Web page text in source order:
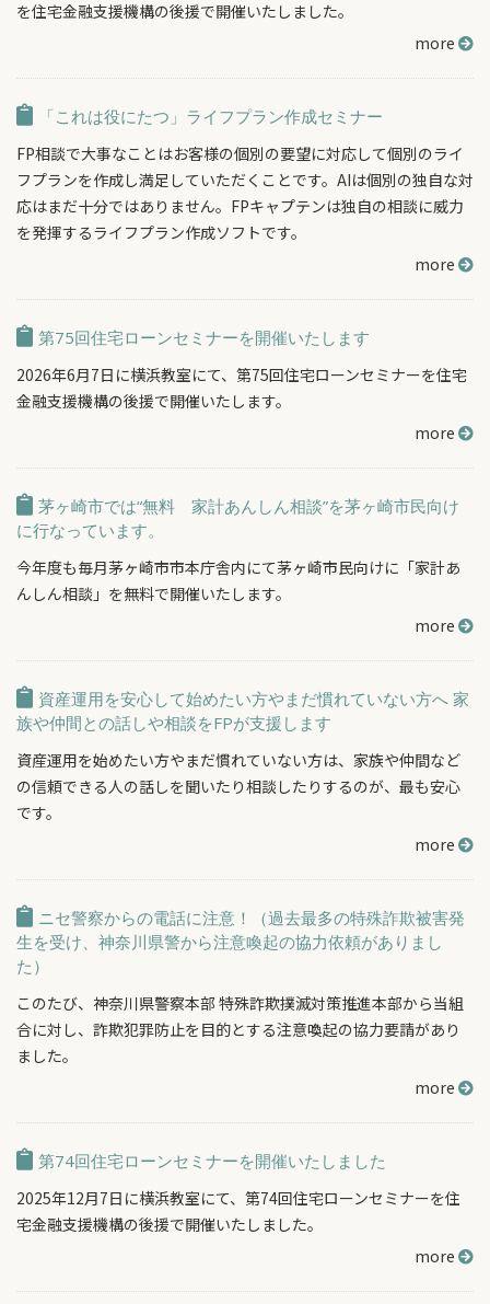
を住宅金融支援機構の後援で開催いたしました。
more
「これは役にたつ」ライフプラン作成セミナー
FP相談で大事なことはお客様の個別の要望に対応して個別のライ
フプランを作成し満足していただくことです。AIは個別の独自な対
応はまだ十分ではありません。FPキャプテンは独自の相談に威力
を発揮するライフプラン作成ソフトです。
more
第75回住宅ローンセミナーを開催いたします
2026年6月7日に横浜教室にて、第75回住宅ローンセミナーを住宅
金融支援機構の後援で開催いたします。
more
茅ヶ崎市では“無料 家計あんしん相談”を茅ヶ崎市民向け
に行なっています。
今年度も毎月茅ヶ崎市市本庁舎内にて茅ヶ崎市民向けに「家計あ
んしん相談」を無料で開催いたします。
more
資産運用を安心して始めたい方やまだ慣れていない方へ 家
族や仲間との話しや相談をFPが支援します
資産運用を始めたい方やまだ慣れていない方は、家族や仲間など
の信頼できる人の話しを聞いたり相談したりするのが、最も安心
です。
more
ニセ警察からの電話に注意！（過去最多の特殊詐欺被害発
生を受け、神奈川県警から注意喚起の協力依頼がありまし
た）
このたび、神奈川県警察本部 特殊詐欺撲滅対策推進本部から当組
合に対し、詐欺犯罪防止を目的とする注意喚起の協力要請があり
ました。
more
第74回住宅ローンセミナーを開催いたしました
2025年12月7日に横浜教室にて、第74回住宅ローンセミナーを住
宅金融支援機構の後援で開催いたしました。
more